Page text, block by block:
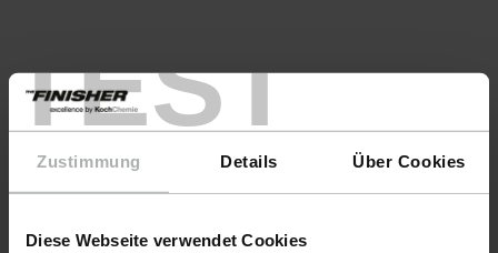
TEST
Zustimmung Details Über Cookies
Diese Webseite verwendet Cookies